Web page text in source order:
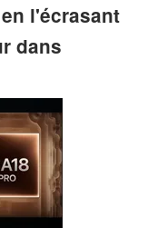
l'écrasant
dans